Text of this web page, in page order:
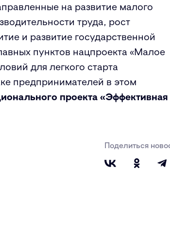
на развитие малого
труда, рост
и развитие государственной
пунктов нацпроекта «Малое
для легкого старта
предпринимателей в этом
проекта «Эффективная
Поделиться